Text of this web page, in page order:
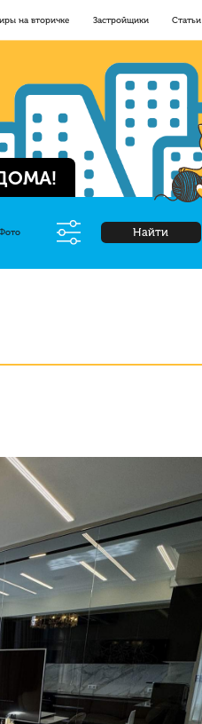
на вторичке Застройщики Статьи
Найти